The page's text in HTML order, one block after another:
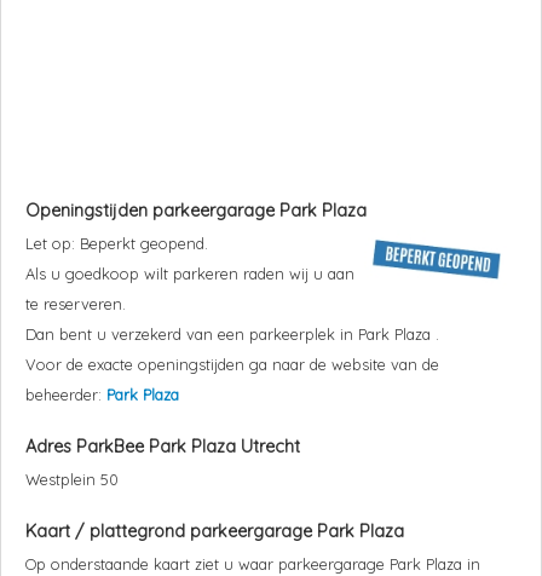
Openingstijden parkeergarage Park Plaza
Let op: Beperkt geopend.
Als u goedkoop wilt parkeren raden wij u aan
te reserveren.
Dan bent u verzekerd van een parkeerplek in Park Plaza .
Voor de exacte openingstijden ga naar de website van de
beheerder: Park Plaza
Adres ParkBee Park Plaza Utrecht
Westplein 50
Kaart / plattegrond parkeergarage Park Plaza
Op onderstaande kaart ziet u waar parkeergarage Park Plaza in